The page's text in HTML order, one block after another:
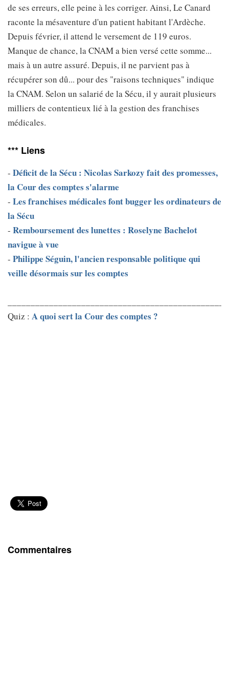
de ses erreurs, elle peine à les corriger. Ainsi, Le Canard
raconte la mésaventure d'un patient habitant l'Ardèche.
Depuis février, il attend le versement de 119 euros.
Manque de chance, la CNAM a bien versé cette somme...
mais à un autre assuré. Depuis, il ne parvient pas à
récupérer son dû... pour des "raisons techniques" indique
la CNAM. Selon un salarié de la Sécu, il y aurait plusieurs
milliers de contentieux lié à la gestion des franchises
médicales.
*** Liens
- Déficit de la Sécu : Nicolas Sarkozy fait des promesses,
la Cour des comptes s'alarme
- Les franchises médicales font bugger les ordinateurs de
la Sécu
- Remboursement des lunettes : Roselyne Bachelot
navigue à vue
- Philippe Séguin, l'ancien responsable politique qui
veille désormais sur les comptes
Quiz : A quoi sert la Cour des comptes ?
Commentaires